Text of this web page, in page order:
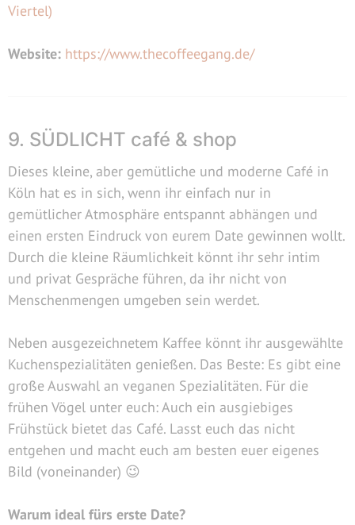
Viertel)
Website: https://www.thecoffeegang.de/
9. SÜDLICHT café & shop
Dieses kleine, aber gemütliche und moderne Café in
Köln hat es in sich, wenn ihr einfach nur in
gemütlicher Atmosphäre entspannt abhängen und
einen ersten Eindruck von eurem Date gewinnen wollt.
Durch die kleine Räumlichkeit könnt ihr sehr intim
und privat Gespräche führen, da ihr nicht von
Menschenmengen umgeben sein werdet.
Neben ausgezeichnetem Kaffee könnt ihr ausgewählte
Kuchenspezialitäten genießen. Das Beste: Es gibt eine
große Auswahl an veganen Spezialitäten. Für die
frühen Vögel unter euch: Auch ein ausgiebiges
Frühstück bietet das Café. Lasst euch das nicht
entgehen und macht euch am besten euer eigenes
Bild (voneinander) 😉
Warum ideal fürs erste Date?